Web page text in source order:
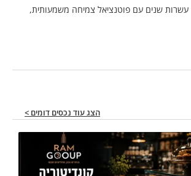
עשרות שנים עם פוטנציאל צמיחה משמעותית,
הצג עוד נכסים דומים >